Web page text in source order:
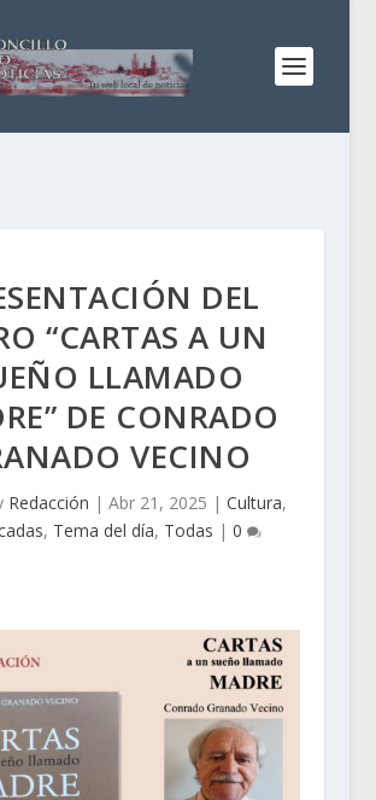
DEL
“CARTAS A UN
LLAMADO
DE CONRADO
VECINO
Redacción | Abr 21, 2025 | Cultura,
, Tema del día, Todas | 0